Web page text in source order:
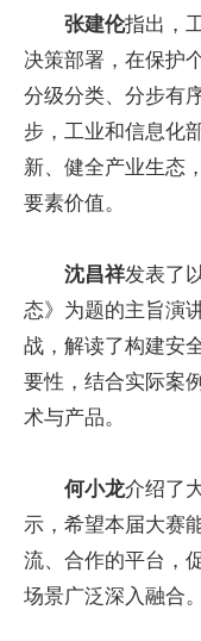
张建伦指出，
决策部署，在保护
分级分类、分步有
步，工业和信息化
新、健全产业生态
要素价值。
沈昌祥发表了
态》为题的主旨演
战，解读了构建安
要性，结合实际案
术与产品。
何小龙介绍了
示，希望本届大赛
流、合作的平台，
场景广泛深入融合。